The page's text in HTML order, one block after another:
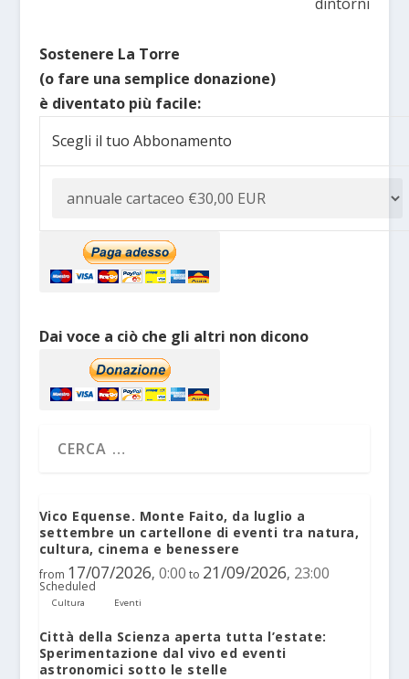
Sostenere La Torre
(o fare una semplice donazione)
è diventato più facile:
Scegli il tuo Abbonamento
Dai voce a ciò che gli altri non dicono
Vico Equense. Monte Faito, da luglio a
settembre un cartellone di eventi tra natura,
cultura, cinema e benessere
from 17/07/2026, 0:00 to 21/09/2026, 23:00
Scheduled
Cultura Eventi
Città della Scienza aperta tutta l’estate:
Sperimentazione dal vivo ed eventi
astronomici sotto le stelle